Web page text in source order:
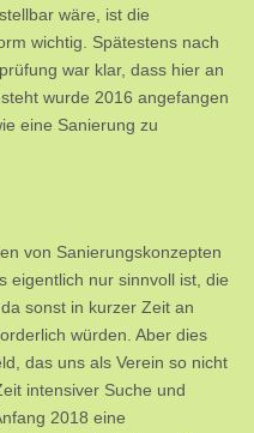
wäre, ist die
wichtig. Spätestens nach
war klar, dass hier an
wurde 2016 angefangen
eine Sanierung zu
von Sanierungskonzepten
eigentlich nur sinnvoll ist, die
sonst in kurzer Zeit an
würden. Aber dies
das uns als Verein so nicht
intensiver Suche und
2018 eine